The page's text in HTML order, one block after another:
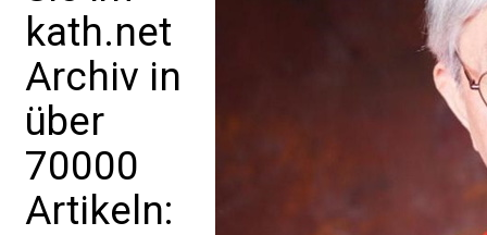
kath.net
Archiv in
über
70000
Artikeln: